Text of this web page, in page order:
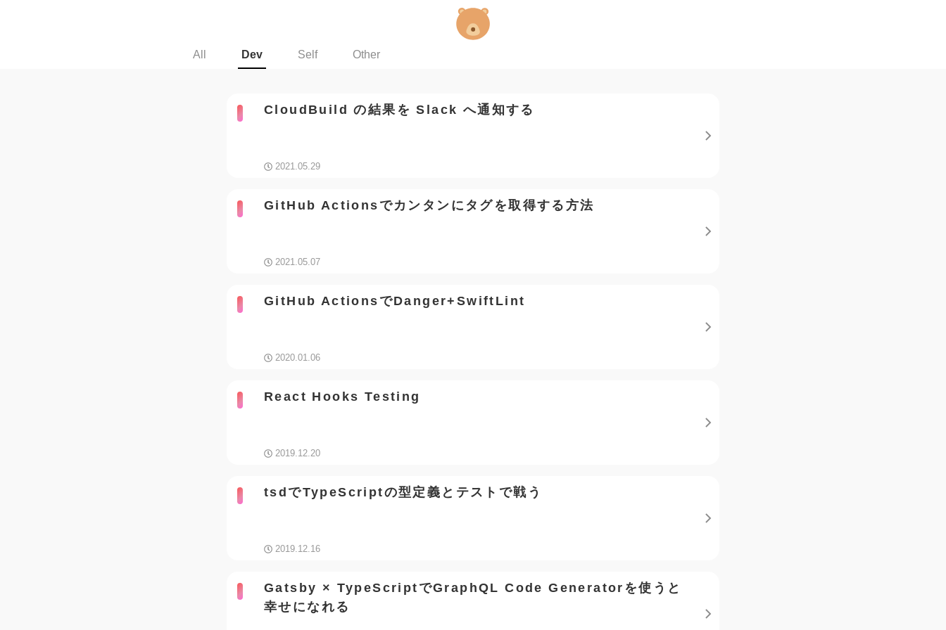
All Dev Self Other
CloudBuild の結果を Slack へ通知する
2021.05.29
GitHub Actionsでカンタンにタグを取得する方法
2021.05.07
GitHub ActionsでDanger+SwiftLint
2020.01.06
React Hooks Testing
2019.12.20
tsdでTypeScriptの型定義とテストで戦う
2019.12.16
Gatsby × TypeScriptでGraphQL Code Generatorを使うと
幸せになれる